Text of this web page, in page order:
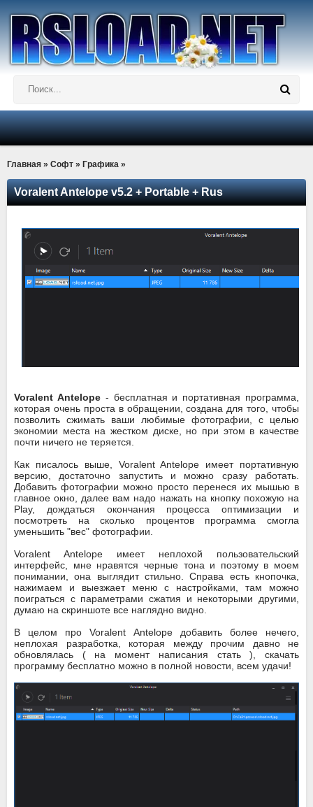
Главная » Софт » Графика »
Voralent Antelope v5.2 + Portable + Rus
Voralent Antelope- бесплатная и портативная программа,
которая очень проста в обращении, создана для того, чтобы
позволить сжимать ваши любимые фотографии, с целью
экономии места на жестком диске, но при этом в качестве
почти ничего не теряется.
Как писалось выше, Voralent Antelope имеет портативную
версию, достаточно запустить и можно сразу работать.
Добавить фотографии можно просто перенеся их мышью в
главное окно, далее вам надо нажать на кнопку похожую на
Play, дождаться окончания процесса оптимизации и
посмотреть на сколько процентов программа смогла
уменьшить "вес" фотографии.
Voralent Antelope имеет неплохой пользовательский
интерфейс, мне нравятся черные тона и поэтому в моем
понимании, она выглядит стильно. Справа есть кнопочка,
нажимаем и выезжает меню с настройками, там можно
поиграться с параметрами сжатия и некоторыми другими,
думаю на скриншоте все наглядно видно.
В целом про Voralent Antelope добавить более нечего,
неплохая разработка, которая между прочим давно не
обновлялась ( на момент написания стать ), скачать
программу бесплатно можно в полной новости, всем удачи!